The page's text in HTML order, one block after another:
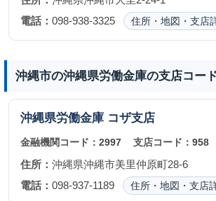
電話： 098-938-3325 住所・地図・支店
沖縄市の沖縄県労働金庫の支店コー
沖縄県労働金庫 コザ支店
金融機関コード： 2997 支店コード：958
住所： 沖縄県沖縄市美里仲原町28-6
電話： 098-937-1189 住所・地図・支店